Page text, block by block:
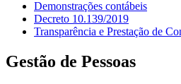
Demonstrações contábeis
Decreto 10.139/2019
Transparência e Prestação de
Gestão de Pessoas